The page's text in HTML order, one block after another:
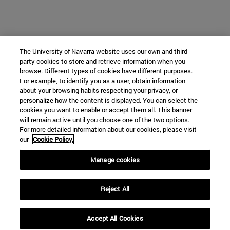
The University of Navarra website uses our own and third-
party cookies to store and retrieve information when you
browse. Different types of cookies have different purposes.
For example, to identify you as a user, obtain information
about your browsing habits respecting your privacy, or
personalize how the content is displayed. You can select the
cookies you want to enable or accept them all. This banner
will remain active until you choose one of the two options.
For more detailed information about our cookies, please visit
our Cookie Policy.
Manage cookies
Reject All
Accept All Cookies